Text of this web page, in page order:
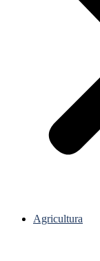
Agricultura